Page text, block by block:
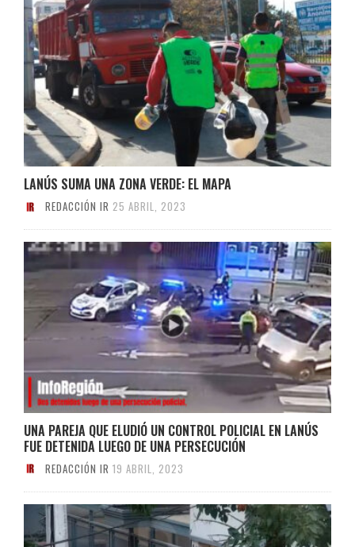
LANÚS SUMA UNA ZONA VERDE: EL MAPA
REDACCIÓN IR 25 ABRIL, 2023
UNA PAREJA QUE ELUDIÓ UN CONTROL POLICIAL EN LANÚS
FUE DETENIDA LUEGO DE UNA PERSECUCIÓN
REDACCIÓN IR 19 ABRIL, 2023